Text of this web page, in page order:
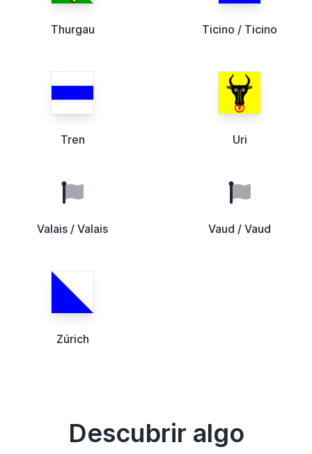
Thurgau Ticino / Ticino
Tren Uri
Valais / Valais Vaud / Vaud
Zúrich
Descubrir algo